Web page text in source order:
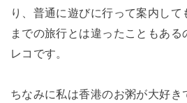
り、普通に遊びに行って案内し
までの旅行とは違ったこともある
レコです。
ちなみに私は香港のお粥が大好き